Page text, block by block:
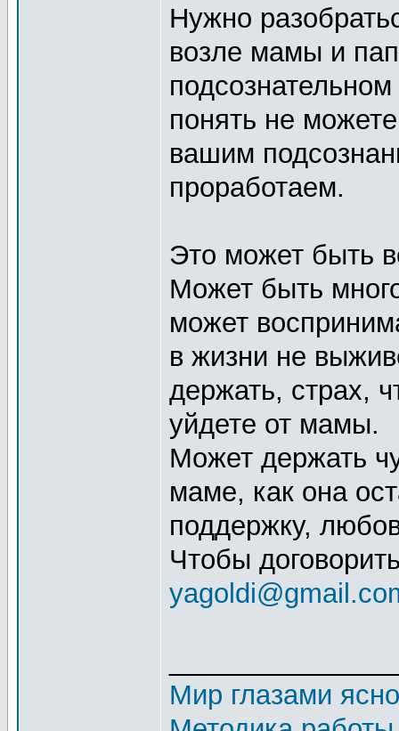
Нужно
возле мамы и
понять не
вашим
проработаем.
Это может быть
Может быть
может
в жизни не
держать, страх,
уйдете от мамы.
Может держать
маме, как она
поддержку,
Чтобы
Мир глазами